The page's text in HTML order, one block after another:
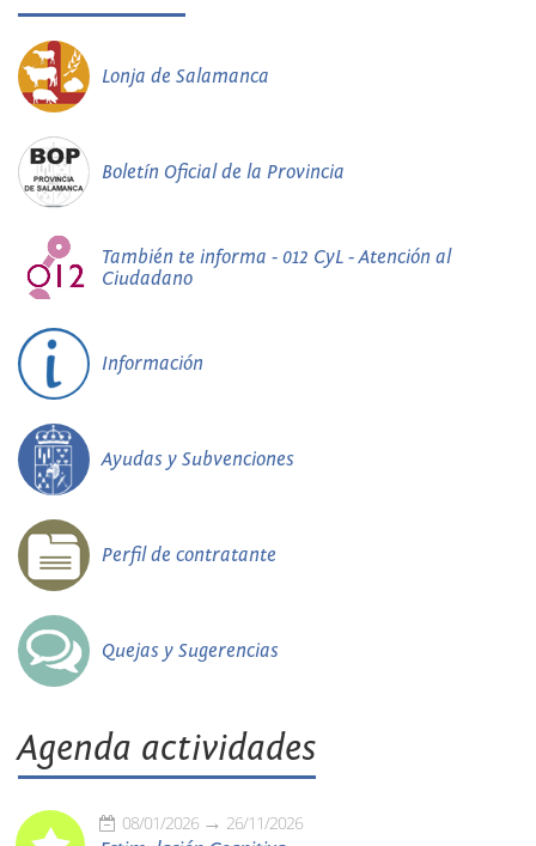
Lonja de Salamanca
Boletín Oficial de la Provincia
También te informa - 012 CyL - Atención al
Ciudadano
Información
Ayudas y Subvenciones
Perfil de contratante
Quejas y Sugerencias
Agenda actividades
08/01/2026 26/11/2026